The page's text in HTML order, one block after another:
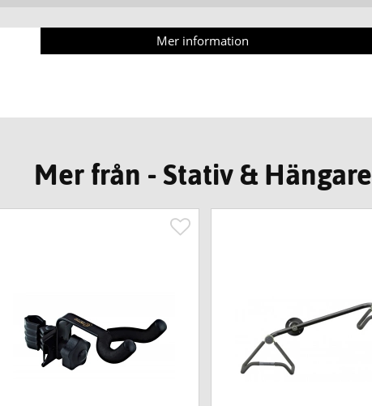
Mer information
Mer från - Stativ & Hängare